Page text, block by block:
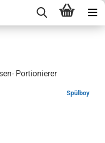
Portionierer
Spülboy